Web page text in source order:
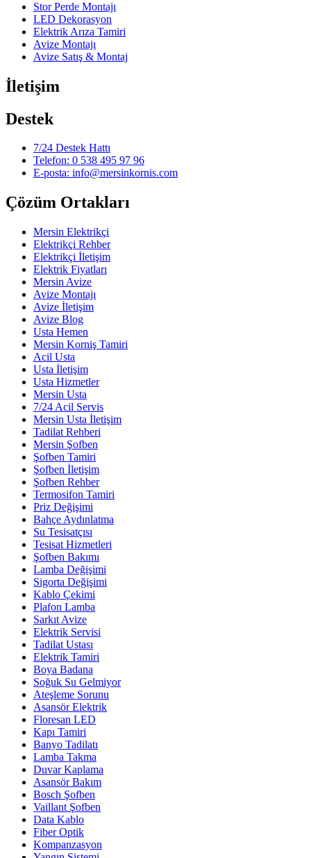
Stor Perde Montajı
LED Dekorasyon
Elektrik Arıza Tamiri
Avize Montajı
Avize Satış & Montaj
İletişim
Destek
7/24 Destek Hattı
Telefon: 0 538 495 97 96
E-posta: info@mersinkornis.com
Çözüm Ortakları
Mersin Elektrikçi
Elektrikçi Rehber
Elektrikçi İletişim
Elektrik Fiyatları
Mersin Avize
Avize Montajı
Avize İletişim
Avize Blog
Usta Hemen
Mersin Korniş Tamiri
Acil Usta
Usta İletişim
Usta Hizmetler
Mersin Usta
7/24 Acil Servis
Mersin Usta İletişim
Tadilat Rehberi
Mersin Şofben
Şofben Tamiri
Şofben İletişim
Şofben Rehber
Termosifon Tamiri
Priz Değişimi
Bahçe Aydınlatma
Su Tesisatçısı
Tesisat Hizmetleri
Şofben Bakımı
Lamba Değişimi
Sigorta Değişimi
Kablo Çekimi
Plafon Lamba
Sarkıt Avize
Elektrik Servisi
Tadilat Ustası
Elektrik Tamiri
Boya Badana
Soğuk Su Gelmiyor
Ateşleme Sorunu
Asansör Elektrik
Floresan LED
Kapı Tamiri
Banyo Tadilatı
Lamba Takma
Duvar Kaplama
Asansör Bakım
Bosch Şofben
Vaillant Şofben
Data Kablo
Fiber Optik
Kompanzasyon